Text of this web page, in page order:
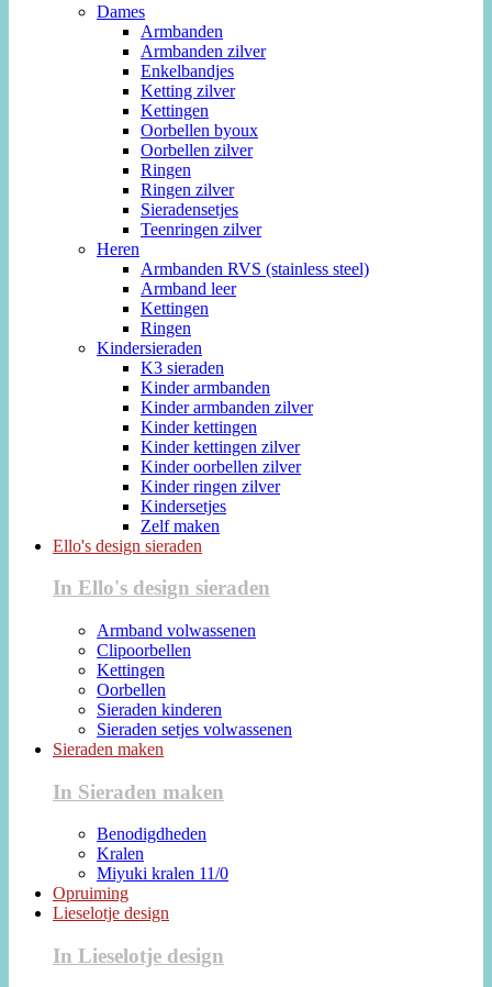
Dames
Armbanden
Armbanden zilver
Enkelbandjes
Ketting zilver
Kettingen
Oorbellen byoux
Oorbellen zilver
Ringen
Ringen zilver
Sieradensetjes
Teenringen zilver
Heren
Armbanden RVS (stainless steel)
Armband leer
Kettingen
Ringen
Kindersieraden
K3 sieraden
Kinder armbanden
Kinder armbanden zilver
Kinder kettingen
Kinder kettingen zilver
Kinder oorbellen zilver
Kinder ringen zilver
Kindersetjes
Zelf maken
Ello's design sieraden
In Ello's design sieraden
Armband volwassenen
Clipoorbellen
Kettingen
Oorbellen
Sieraden kinderen
Sieraden setjes volwassenen
Sieraden maken
In Sieraden maken
Benodigdheden
Kralen
Miyuki kralen 11/0
Opruiming
Lieselotje design
In Lieselotje design